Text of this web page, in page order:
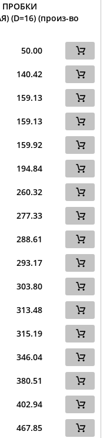
(произ-во
50.00
140.42
159.13
159.13
159.92
194.84
260.32
277.33
288.61
293.17
303.80
313.48
315.19
346.04
380.51
402.94
467.85